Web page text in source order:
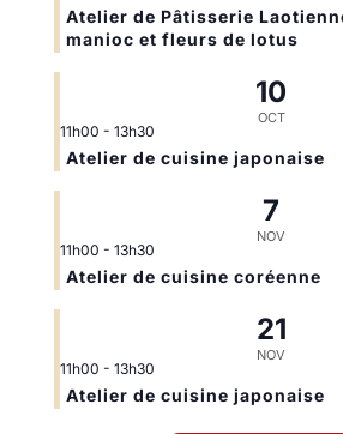
Atelier de Pâtisserie
manioc et fleurs de lotus
10
OCT
11h00 - 13h30
Atelier de cuisine japonaise
7
NOV
11h00 - 13h30
Atelier de cuisine coréenne
21
NOV
11h00 - 13h30
Atelier de cuisine japonaise